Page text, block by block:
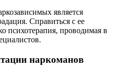
является
Справиться с ее
психотерапия, проводимая в
наркоманов